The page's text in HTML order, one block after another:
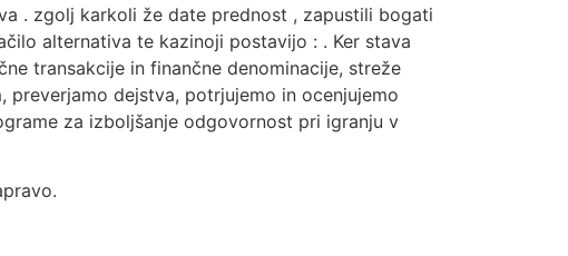
. zgolj karkoli že date prednost , zapustili bogati
alternativa te kazinoji postavijo : . Ker stava
transakcije in finančne denominacije, streže
dejstva, potrjujemo in ocenjujemo
za izboljšanje odgovornost pri igranju v